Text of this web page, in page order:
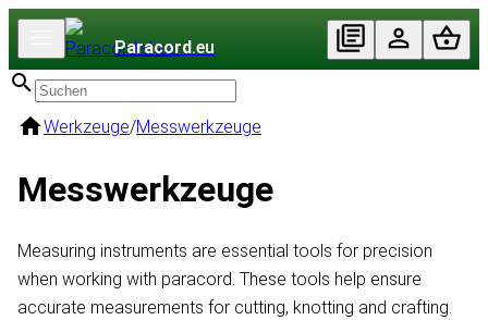
Paracord.eu
Werkzeuge/Messwerkzeuge
Messwerkzeuge
Measuring instruments are essential tools for precision
when working with paracord. These tools help ensure
accurate measurements for cutting, knotting and crafting.